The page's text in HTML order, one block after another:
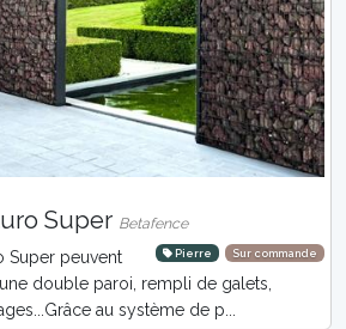
Super Betafence
Pierre Sur commande
Super peuvent
double paroi, rempli de galets,
au système de p...